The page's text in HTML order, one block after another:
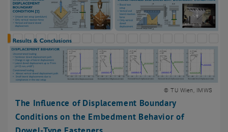
The Influence of Displacement Boundary
Conditions on the Embedment Behavior of
© TU Wien, IMWS